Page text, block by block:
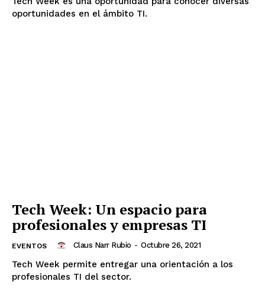
oportunidades en el ámbito TI.
Tech Week: Un espacio para
profesionales y empresas TI
EVENTOS Claus Narr Rubio - Octubre 26, 2021
Tech Week permite entregar una orientación a los
profesionales TI del sector.